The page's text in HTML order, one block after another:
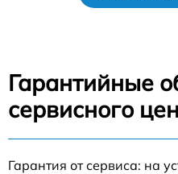
Гарантийные
сервисного
Гарантия от сервиса: на